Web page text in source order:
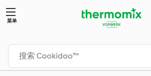
菜单
搜索 - Cookidoo™ – 美善品®电子食谱平台